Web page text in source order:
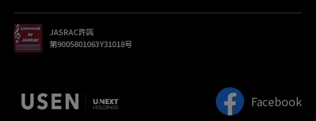
JASRAC許諾
第9005801063Y31018号
Facebook